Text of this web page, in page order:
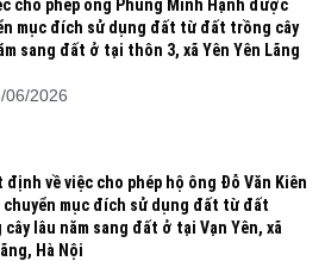
cho phép ông Phùng Minh Hạnh được
mục đích sử dụng đất từ đất trồng cây
sang đất ở tại thôn 3, xã Yên Yên Lãng
06/2026
định về việc cho phép hộ ông Đỗ Văn Kiên
mục đích sử dụng đất từ đất
lâu năm sang đất ở tại Vạn Yên, xã
Hà Nội